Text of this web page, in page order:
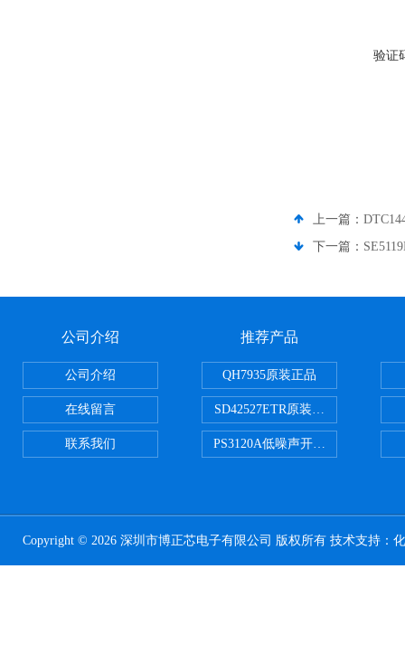
验证
上一篇：
下一篇：
公司介绍
公司介绍
在线留言
联系我们
推荐产品
QH7935原装正品
SD42527ETR原装正品
PS3120A低噪声开关电容器原装正
Copyright © 2026 深圳市博正芯电子有限公司 版权所有 技术支持：